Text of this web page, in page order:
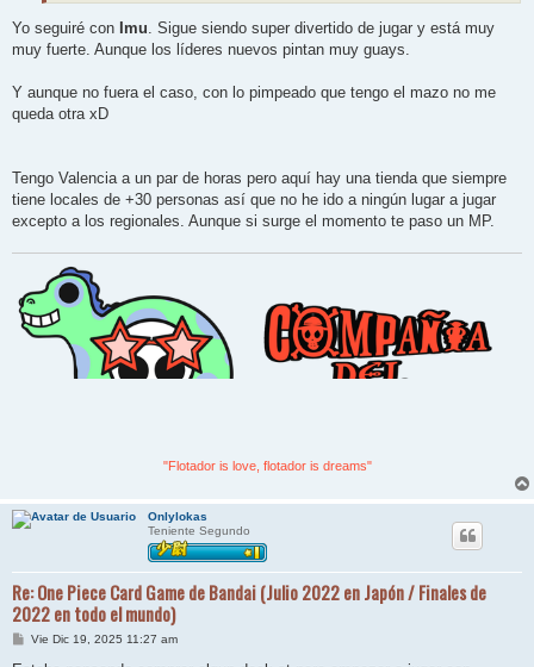
Yo seguiré con Imu . Sigue siendo super divertido de jugar y está muy
muy fuerte. Aunque los líderes nuevos pintan muy guays.
Y aunque no fuera el caso, con lo pimpeado que tengo el mazo no me
queda otra xD
Tengo Valencia a un par de horas pero aquí hay una tienda que siempre
tiene locales de +30 personas así que no he ido a ningún lugar a jugar
excepto a los regionales. Aunque si surge el momento te paso un MP.
"Flotador is love, flotador is dreams"
Onlylokas
Teniente Segundo
Re: One Piece Card Game de Bandai (Julio 2022 en Japón / Finales de
2022 en todo el mundo)
MVie Dic 19, 2025 11:27 am